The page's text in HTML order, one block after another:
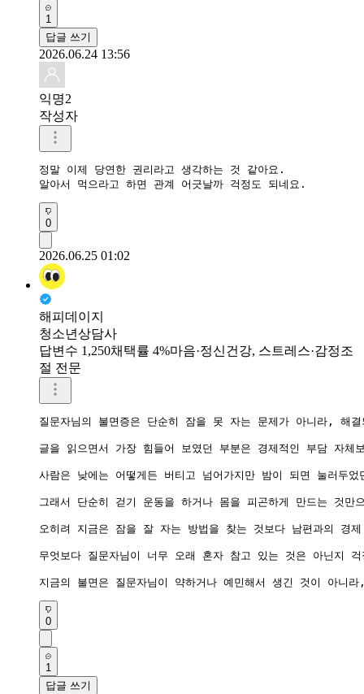
1
답글 쓰기
2026.06.24 13:56
익명2
작성자
정말 이제 당연한 권리라고 생각하는 것 같아요.
알아서 먹으라고 하면 관계 어긋날까 걱정도 되네요.
0
2026.06.25 01:02
해피데이지
청소년상담사
답변수 1,250채택률 4%마음·정신건강, 스트레스·감정조
절 전문
질문자님의 불면증은 단순히 잠을 못 자는 문제가 아니라, 해
글을 읽으면서 가장 힘들어 보였던 부분은 경제적인 부담 자
사람은 낮에는 어떻게든 버티고 넘어가지만 밤이 되면 눌러두
그래서 단순히 걷기 운동을 하거나 몸을 피곤하게 만드는 것
오히려 지금은 잠을 잘 자는 방법을 찾는 것보다 남편과의 경
무엇보다 질문자님이 너무 오래 혼자 참고 있는 것은 아닌지
지금의 불면은 질문자님이 약하거나 예민해서 생긴 것이 아
0
1
답글 쓰기